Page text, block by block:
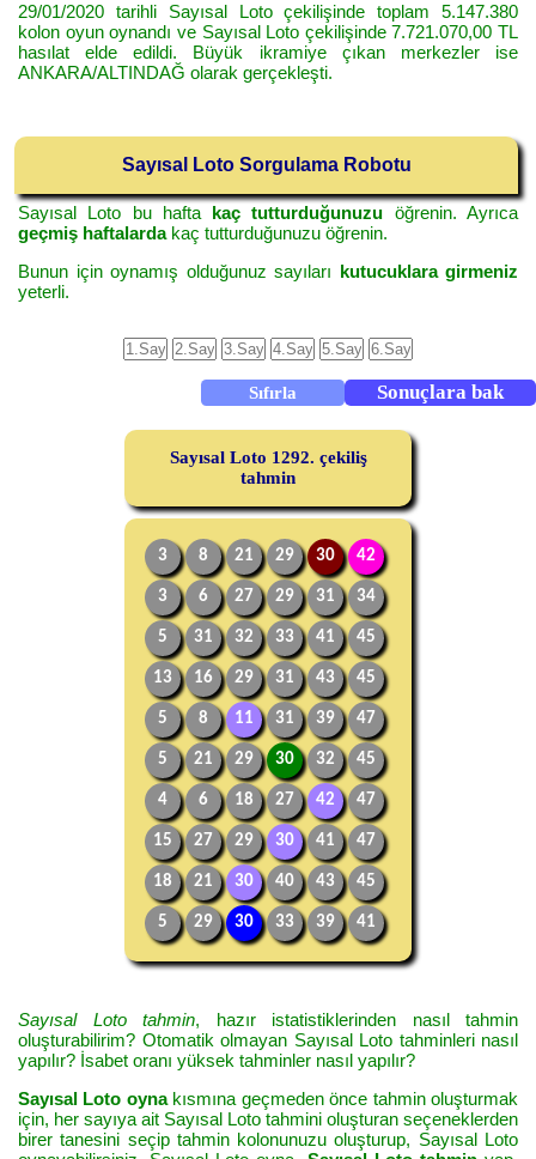
29/01/2020 tarihli Sayısal Loto çekilişinde toplam 5.147.380
kolon oyun oynandı ve Sayısal Loto çekilişinde 7.721.070,00 TL
hasılat elde edildi. Büyük ikramiye çıkan merkezler ise
ANKARA/ALTINDAĞ olarak gerçekleşti.
Sayısal Loto Sorgulama Robotu
Sayısal Loto bu hafta kaç tutturduğunuzu öğrenin. Ayrıca
geçmiş haftalardakaç tutturduğunuzu öğrenin.
Bunun için oynamış olduğunuz sayıları kutucuklara girmeniz
yeterli.
Sayısal Loto 1292. çekiliş
tahmin
3 8 21 29 30 42
3 6 27 29 31 34
5 31 32 33 41 45
13 16 29 31 43 45
5 8 11 31 39 47
5 21 29 30 32 45
4 6 18 27 42 47
15 27 29 30 41 47
18 21 30 40 43 45
5 29 30 33 39 41
Sayısal Loto tahmin, hazır istatistiklerinden nasıl tahmin
oluşturabilirim? Otomatik olmayan Sayısal Loto tahminleri nasıl
yapılır? İsabet oranı yüksek tahminler nasıl yapılır?
Sayısal Loto oynakısmına geçmeden önce tahmin oluşturmak
için, her sayıya ait Sayısal Loto tahmini oluşturan seçeneklerden
birer tanesini seçip tahmin kolonunuzu oluşturup, Sayısal Loto